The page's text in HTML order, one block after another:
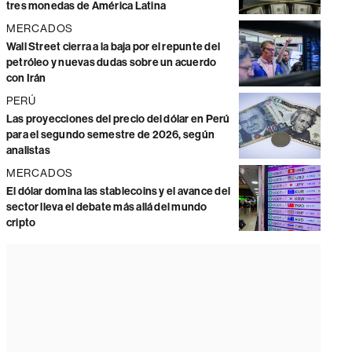
tres monedas de América Latina
MERCADOS
Wall Street cierra a la baja por el repunte del
petróleo y nuevas dudas sobre un acuerdo
con Irán
PERÚ
Las proyecciones del precio del dólar en Perú
para el segundo semestre de 2026, según
analistas
MERCADOS
El dólar domina las stablecoins y el avance del
sector lleva el debate más allá del mundo
cripto